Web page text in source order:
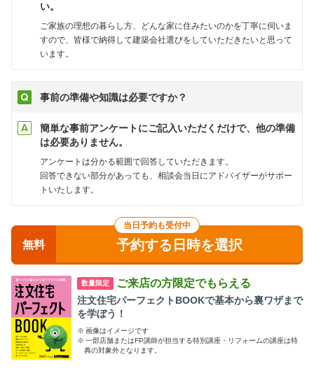
い。
ご家族の理想の暮らし方、どんな家に住みたいのかを丁寧に伺いま
すので、皆様で納得して建築会社選びをしていただきたいと思って
います。
事前の準備や知識は必要ですか？
簡単な事前アンケートにご記入いただくだけで、他の準備
は必要ありません。
アンケートは分かる範囲で回答していただきます。
回答できない部分があっても、相談会当日にアドバイザーがサポー
トいたします。
当日予約も受付中
無料 予約する日時を選択
数量限定 ご来店の方限定でもらえる
注文住宅パーフェクトBOOKで基本から裏ワザまで
を学ぼう！
※ 画像はイメージです
※ 一部店舗またはFP講師が担当する特別講座・リフォームの講座は特
典の対象外となります。